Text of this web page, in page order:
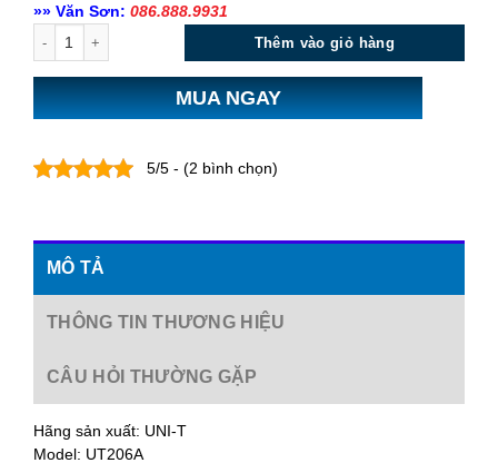
»» Văn Sơn: 086.888.9931
Thêm vào giỏ hàng
MUA NGAY
5/5 - (2 bình chọn)
MÔ TẢ
THÔNG TIN THƯƠNG HIỆU
CÂU HỎI THƯỜNG GẶP
Hãng sản xuất: UNI-T
Model: UT206A